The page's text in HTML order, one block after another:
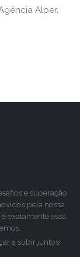
Alper,
e superação,
pela nossa
exatamente essa
a subir juntos!